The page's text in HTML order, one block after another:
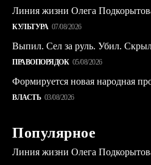
Линия жизни Олега
КУЛЬТУРА 07/08/2026
Выпил. Сел за руль. Убил.
ПРАВОПОРЯДОК 05/08/2026
Формируется новая народная
ВЛАСТЬ 03/08/2026
Популярное
Линия жизни Олега